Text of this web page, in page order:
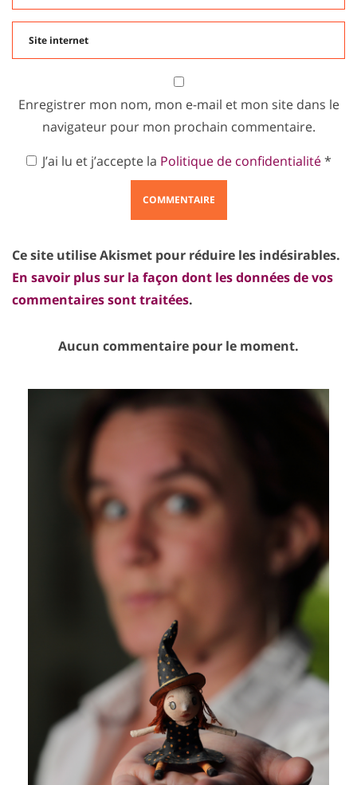
Enregistrer mon nom, mon e-mail et mon site dans le
navigateur pour mon prochain commentaire.
J’ai lu et j’accepte la Politique de confidentialité*
Ce site utilise Akismet pour réduire les indésirables.
En savoir plus sur la façon dont les données de vos
commentaires sont traitées.
Aucun commentaire pour le moment.